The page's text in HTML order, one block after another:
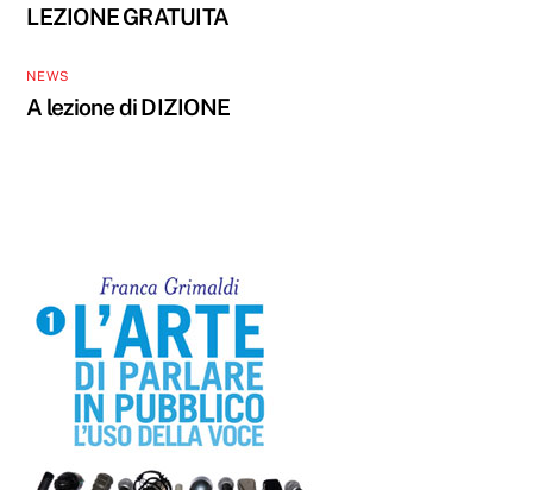
LEZIONE GRATUITA
NEWS
A lezione di DIZIONE